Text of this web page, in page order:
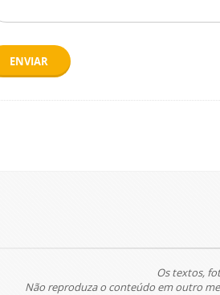
ENVIAR
Os textos,
Não reproduza o conteúdo em outro